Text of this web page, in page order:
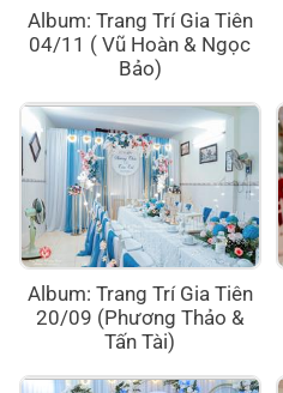
Album: Trang Trí Gia Tiên
04/11 ( Vũ Hoàn & Ngọc
Bảo)
Album: Trang Trí Gia Tiên
20/09 (Phương Thảo &
Tấn Tài)